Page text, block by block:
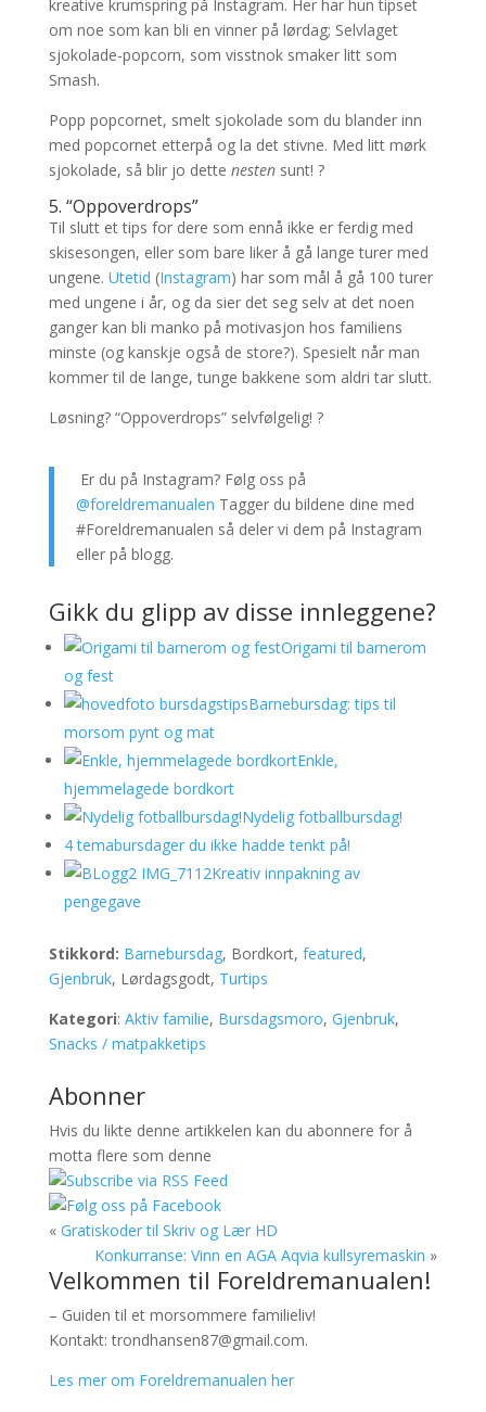
kreative krumspring på Instagram. Her har hun tipset
om noe som kan bli en vinner på lørdag; Selvlaget
sjokolade-popcorn, som visstnok smaker litt som
Smash.
Popp popcornet, smelt sjokolade som du blander inn
med popcornet etterpå og la det stivne. Med litt mørk
sjokolade, så blir jo dette nestensunt! ?
5. “Oppoverdrops”
Til slutt et tips for dere som ennå ikke er ferdig med
skisesongen, eller som bare liker å gå lange turer med
ungene. Utetid (Instagram) har som mål å gå 100 turer
med ungene i år, og da sier det seg selv at det noen
ganger kan bli manko på motivasjon hos familiens
minste (og kanskje også de store?). Spesielt når man
kommer til de lange, tunge bakkene som aldri tar slutt.
Løsning? “Oppoverdrops” selvfølgelig! ?
Er du på Instagram? Følg oss på
@foreldremanualen Tagger du bildene dine med
#Foreldremanualen så deler vi dem på Instagram
eller på blogg.
Gikk du glipp av disse innleggene?
Origami til barnerom
og fest
Barnebursdag: tips til
morsom pynt og mat
Enkle,
hjemmelagede bordkort
Nydelig fotballbursdag!
4 temabursdager du ikke hadde tenkt på!
Kreativ innpakning av
pengegave
Stikkord: Barnebursdag, Bordkort, featured,
Gjenbruk, Lørdagsgodt, Turtips
Kategori: Aktiv familie, Bursdagsmoro, Gjenbruk,
Snacks / matpakketips
Abonner
Hvis du likte denne artikkelen kan du abonnere for å
motta flere som denne
« Gratiskoder til Skriv og Lær HD
Konkurranse: Vinn en AGA Aqvia kullsyremaskin »
Velkommen til Foreldremanualen!
– Guiden til et morsommere familieliv!
Kontakt: trondhansen87@gmail.com.
Les mer om Foreldremanualen her